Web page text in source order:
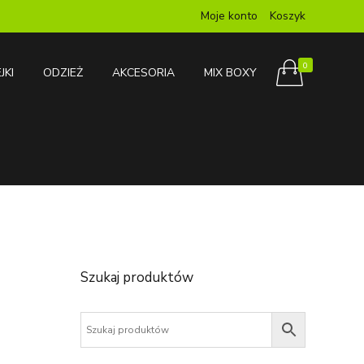
Moje konto Koszyk
0
ODZIEŻ AKCESORIA MIX BOXY
Szukaj produktów